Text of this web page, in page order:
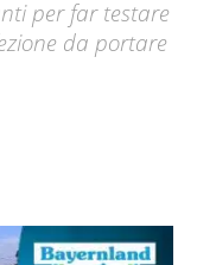
per far testare
da portare